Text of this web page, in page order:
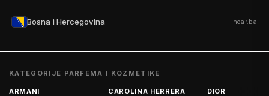
Bosna i Hercegovina noar.ba
KATEGORIJE PARFEMA I KOZMETIKE
ARMANI CAROLINA HERRERA DIOR